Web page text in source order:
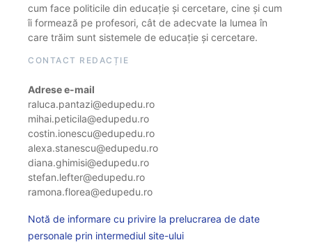
cum face politicile din educație și cercetare, cine și cum
îi formează pe profesori, cât de adecvate la lumea în
care trăim sunt sistemele de educație și cercetare.
CONTACT REDACȚIE
Adrese e-mail
raluca.pantazi@edupedu.ro
mihai.peticila@edupedu.ro
costin.ionescu@edupedu.ro
alexa.stanescu@edupedu.ro
diana.ghimisi@edupedu.ro
stefan.lefter@edupedu.ro
ramona.florea@edupedu.ro
Notă de informare cu privire la prelucrarea de date
personale prin intermediul site-ului